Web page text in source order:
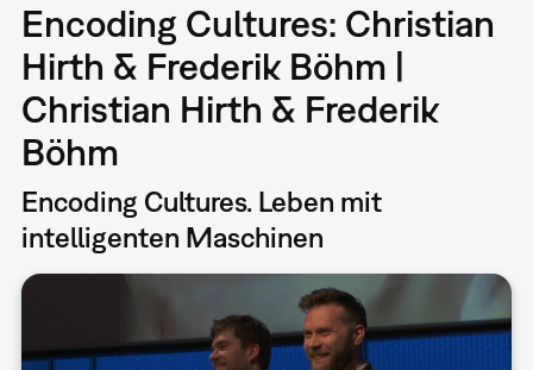
Encoding Cultures: Christian
Hirth & Frederik Böhm |
Christian Hirth & Frederik
Böhm
Encoding Cultures. Leben mit
intelligenten Maschinen